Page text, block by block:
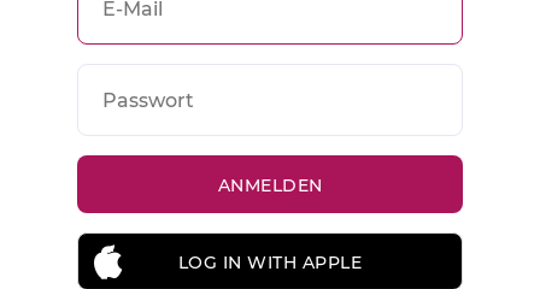
LOG IN WITH APPLE